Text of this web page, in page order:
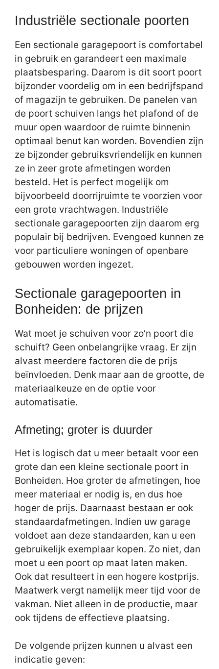
Industriële sectionale poorten
Een sectionale garagepoort is comfortabel
in gebruik en garandeert een maximale
plaatsbesparing. Daarom is dit soort poort
bijzonder voordelig om in een bedrijfspand
of magazijn te gebruiken. De panelen van
de poort schuiven langs het plafond of de
muur open waardoor de ruimte binnenin
optimaal benut kan worden. Bovendien zijn
ze bijzonder gebruiksvriendelijk en kunnen
ze in zeer grote afmetingen worden
besteld. Het is perfect mogelijk om
bijvoorbeeld doorrijruimte te voorzien voor
een grote vrachtwagen. Industriële
sectionale garagepoorten zijn daarom erg
populair bij bedrijven. Evengoed kunnen ze
voor particuliere woningen of openbare
gebouwen worden ingezet.
Sectionale garagepoorten in
Bonheiden: de prijzen
Wat moet je schuiven voor zo’n poort die
schuift? Geen onbelangrijke vraag. Er zijn
alvast meerdere factoren die de prijs
beïnvloeden. Denk maar aan de grootte, de
materiaalkeuze en de optie voor
automatisatie.
Afmeting; groter is duurder
Het is logisch dat u meer betaalt voor een
grote dan een kleine sectionale poort in
Bonheiden. Hoe groter de afmetingen, hoe
meer materiaal er nodig is, en dus hoe
hoger de prijs. Daarnaast bestaan er ook
standaardafmetingen. Indien uw garage
voldoet aan deze standaarden, kan u een
gebruikelijk exemplaar kopen. Zo niet, dan
moet u een poort op maat laten maken.
Ook dat resulteert in een hogere kostprijs.
Maatwerk vergt namelijk meer tijd voor de
vakman. Niet alleen in de productie, maar
ook tijdens de effectieve plaatsing.
De volgende prijzen kunnen u alvast een
indicatie geven: